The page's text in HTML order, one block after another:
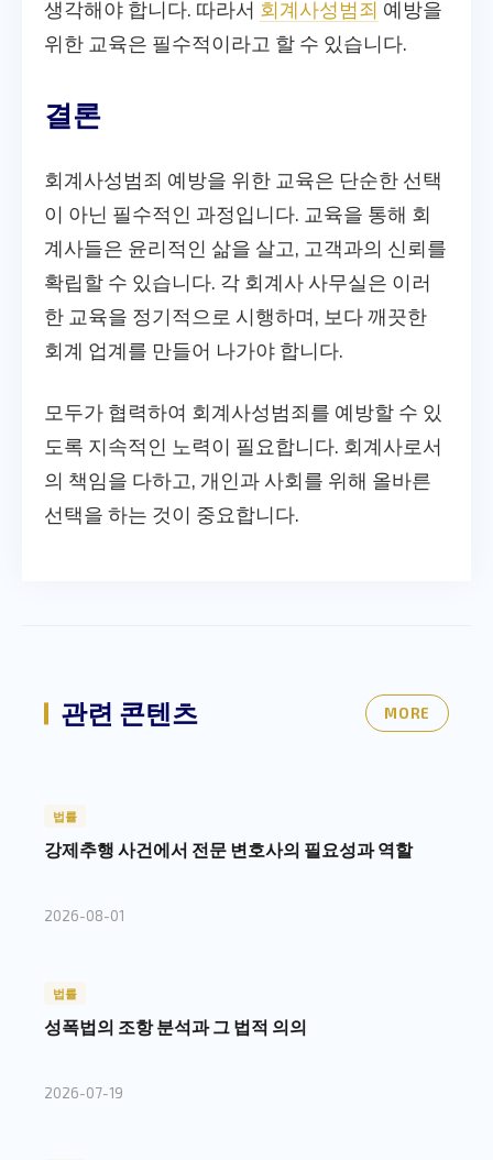
생각해야 합니다. 따라서 회계사성범죄 예방을
위한 교육은 필수적이라고 할 수 있습니다.
결론
회계사성범죄 예방을 위한 교육은 단순한 선택
이 아닌 필수적인 과정입니다. 교육을 통해 회
계사들은 윤리적인 삶을 살고, 고객과의 신뢰를
확립할 수 있습니다. 각 회계사 사무실은 이러
한 교육을 정기적으로 시행하며, 보다 깨끗한
회계 업계를 만들어 나가야 합니다.
모두가 협력하여 회계사성범죄를 예방할 수 있
도록 지속적인 노력이 필요합니다. 회계사로서
의 책임을 다하고, 개인과 사회를 위해 올바른
선택을 하는 것이 중요합니다.
관련 콘텐츠 MORE
법률
강제추행 사건에서 전문 변호사의 필요성과 역할
2026-08-01
법률
성폭법의 조항 분석과 그 법적 의의
2026-07-19